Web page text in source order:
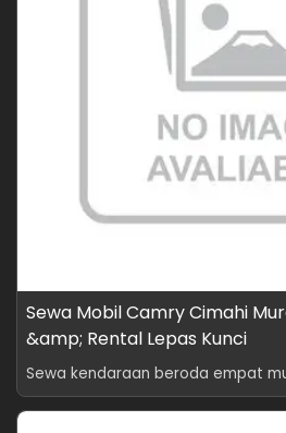
Sewa Mobil Camry Cimahi
&amp; Rental Lepas Kunci
Sewa kendaraan beroda empat